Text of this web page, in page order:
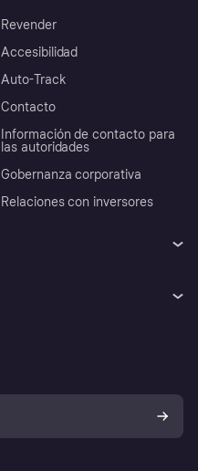
Revender
Accesibilidad
Auto-Track
Contacto
Información de contacto para
las autoridades
Gobernanza corporativa
Relaciones con inversores